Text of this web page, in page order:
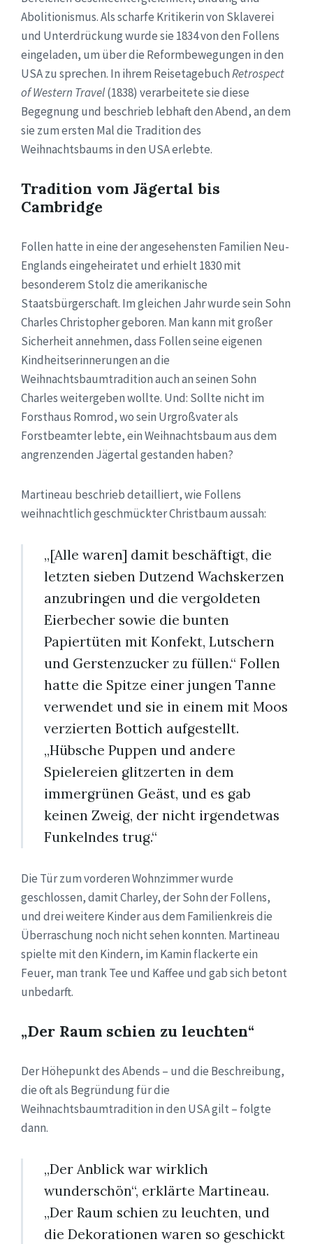
Abolitionismus. Als scharfe Kritikerin von Sklaverei
und Unterdrückung wurde sie 1834 von den Follens
eingeladen, um über die Reformbewegungen in den
USA zu sprechen. In ihrem ReisetagebuchRetrospect
of Western Travel(1838) verarbeitete sie diese
Begegnung und beschrieb lebhaft den Abend, an dem
sie zum ersten Mal die Tradition des
Weihnachtsbaums in den USA erlebte.
Tradition vom Jägertal bis
Cambridge
Follen hatte in eine der angesehensten Familien Neu-
Englands eingeheiratet und erhielt 1830 mit
besonderem Stolz die amerikanische
Staatsbürgerschaft. Im gleichen Jahr wurde sein Sohn
Charles Christopher geboren. Man kann mit großer
Sicherheit annehmen, dass Follen seine eigenen
Kindheitserinnerungen an die
Weihnachtsbaumtradition auch an seinen Sohn
Charles weitergeben wollte. Und: Sollte nicht im
Forsthaus Romrod, wo sein Urgroßvater als
Forstbeamter lebte, ein Weihnachtsbaum aus dem
angrenzenden Jägertal gestanden haben?
Martineau beschrieb detailliert, wie Follens
weihnachtlich geschmückter Christbaum aussah:
„[Alle waren] damit beschäftigt, die
letzten sieben Dutzend Wachskerzen
anzubringen und die vergoldeten
Eierbecher sowie die bunten
Papiertüten mit Konfekt, Lutschern
und Gerstenzucker zu füllen.“ Follen
hatte die Spitze einer jungen Tanne
verwendet und sie in einem mit Moos
verzierten Bottich aufgestellt.
„Hübsche Puppen und andere
Spielereien glitzerten in dem
immergrünen Geäst, und es gab
keinen Zweig, der nicht irgendetwas
Funkelndes trug.“
Die Tür zum vorderen Wohnzimmer wurde
geschlossen, damit Charley, der Sohn der Follens,
und drei weitere Kinder aus dem Familienkreis die
Überraschung noch nicht sehen konnten. Martineau
spielte mit den Kindern, im Kamin flackerte ein
Feuer, man trank Tee und Kaffee und gab sich betont
unbedarft.
„Der Raum schien zu leuchten“
Der Höhepunkt des Abends – und die Beschreibung,
die oft als Begründung für die
Weihnachtsbaumtradition in den USA gilt – folgte
dann.
„Der Anblick war wirklich
wunderschön“, erklärte Martineau.
„Der Raum schien zu leuchten, und
die Dekorationen waren so geschickt